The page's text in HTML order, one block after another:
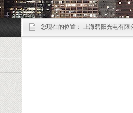
您现在的位置： 上海碧阳光电有限